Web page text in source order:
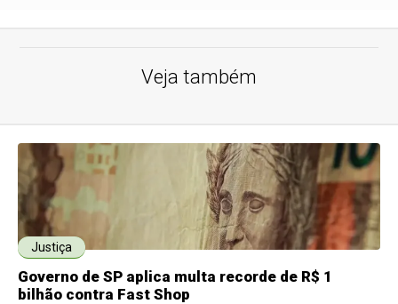
Veja também
Justiça
Governo de SP aplica multa recorde de R$ 1
bilhão contra Fast Shop